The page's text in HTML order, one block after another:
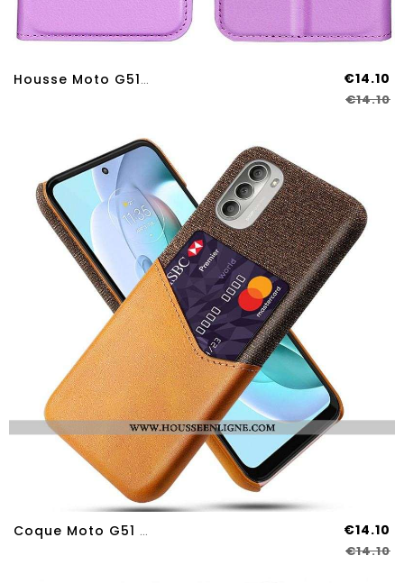
Housse Moto G51 5G Classique €14.10
€14.10
Coque Moto G51 5G Porte-Carte KSQ €14.10
€14.10